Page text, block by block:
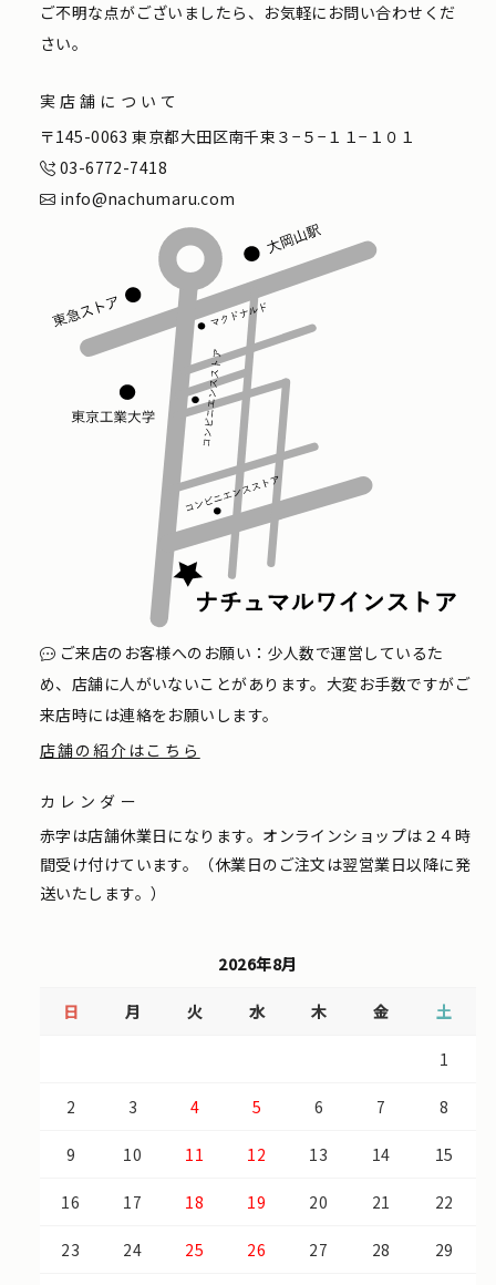
ご不明な点がございましたら、お気軽にお問い合わせくだ
さい。
実店舗について
〒145-0063 東京都大田区南千束３−５−１１−１０１
03-6772-7418
info@nachumaru.com
ご来店のお客様へのお願い：少人数で運営しているた
め、店舗に人がいないことがあります。大変お手数ですがご
来店時には連絡をお願いします。
店舗の紹介はこちら
カレンダー
赤字は店舗休業日になります。オンラインショップは２４時
間受け付けています。（休業日のご注文は翌営業日以降に発
送いたします。）
2026年8月
日 月 火 水 木 金 土
1
2 3 4 5 6 7 8
9 10 11 12 13 14 15
16 17 18 19 20 21 22
23 24 25 26 27 28 29